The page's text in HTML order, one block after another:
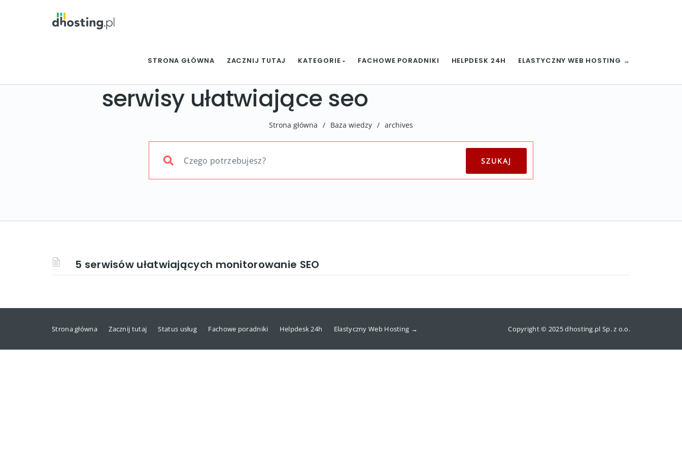
STRONA GŁÓWNA ZACZNIJ TUTAJ KATEGORIE FACHOWE PORADNIKI HELPDESK 24H ELASTYCZNY WEB HOSTING →
serwisy ułatwiające seo
Strona główna / Baza wiedzy / archives
5 serwisów ułatwiających monitorowanie SEO
Strona główna Zacznij tutaj Status usług Fachowe poradniki Helpdesk 24h Elastyczny Web Hosting → Copyright © 2025 dhosting.pl Sp. z o.o.